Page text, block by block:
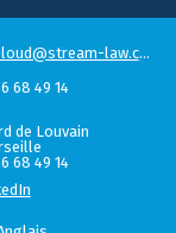
maude.nieloud@stream-law.com
68 49 14
de Louvain
68 49 14